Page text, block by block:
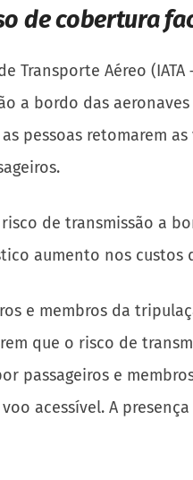
de cobertura
Transporte Aéreo
a bordo das
pessoas retomarem
de transmissão a
aumento nos custos
e membros da
que o risco de
passageiros e
acessível. A